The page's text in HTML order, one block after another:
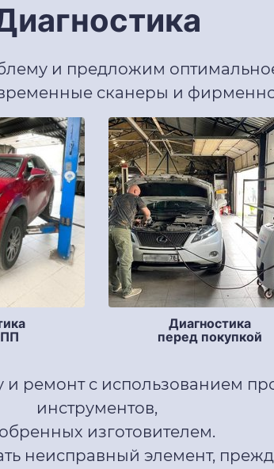
и предложим
сканеры и
Диагностика
перед покупкой
и ремонт с использованием
инструментов,
изготовителем.
неисправный элемент,